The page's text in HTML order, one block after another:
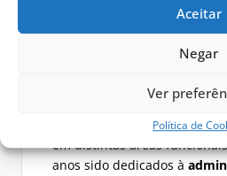
Aceitar
Negar
Ver
Política de
® , onde
®,
; grande
empresas da áreafinanceira
em distintas áreas
anos sido dedicados à